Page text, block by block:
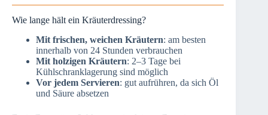
Wie lange hält ein Kräuterdressing?
Mit frischen, weichen Kräutern: am besten
innerhalb von 24 Stunden verbrauchen
Mit holzigen Kräutern: 2–3 Tage bei
Kühlschranklagerung sind möglich
Vor jedem Servieren: gut aufrühren, da sich Öl
und Säure absetzen